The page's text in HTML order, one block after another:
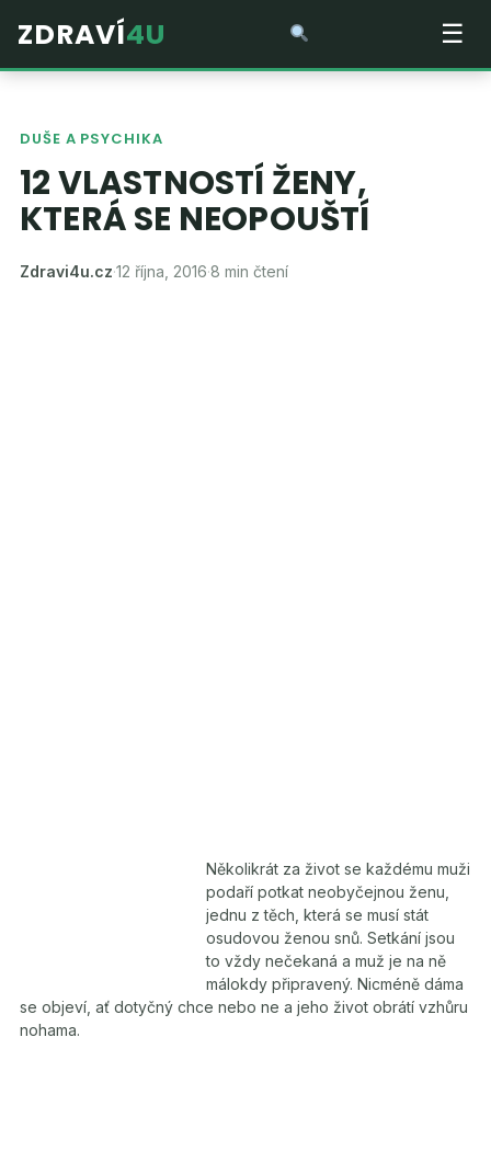
ZDRAVÍ4U ☰
DUŠE A PSYCHIKA
12 VLASTNOSTÍ ŽENY,
KTERÁ SE NEOPOUŠTÍ
Zdravi4u.cz·12 října, 2016·8 min čtení
Několikrát za život se každému muži
podaří potkat neobyčejnou ženu,
jednu z těch, která se musí stát
osudovou ženou snů. Setkání jsou
to vždy nečekaná a muž je na ně
málokdy připravený. Nicméně dáma
se objeví, ať dotyčný chce nebo ne a jeho život obrátí vzhůru
nohama.